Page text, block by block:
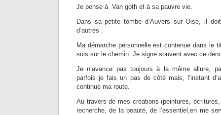
Je pense à Van goth et à sa pauvre vie.
Dans sa petite tombe d’Auvers sur Oise, il
d’autres .
Ma démarche personnelle est contenue dans le
suis sur le chemin. Je signe souvent avec ce
Je n’avance pas toujours à la même allure,
parfois je fais un pas de côté mais, l’instant
continue ma route.
Au travers de mes créations (peintures,
recherche, de la beauté, de l’essentiel,en me